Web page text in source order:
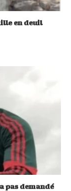
en deuil
pas demandé